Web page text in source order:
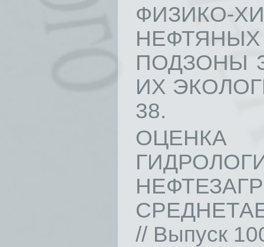
ФИЗИКО-
ПОДЗОНЫ
ИХ
38.
// Выпуск